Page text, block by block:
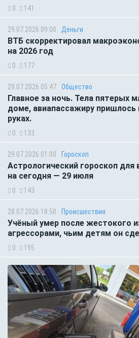
0 141
29.07.2026 09:00 Деньги
ВТБ скорректировал
на 2026 год
0 177
29.07.2026 05:47 Общество
Главное за ночь. Тела пятерых
доме, авиапассажиру пришлось
руках.
0 133
29.07.2026 01:00 Гороскоп
Астрологический гороскоп для
на сегодня — 29 июля
0 143
28.07.2026 18:50 Происшествия
Учёный умер после жестокого
агрессорами, чьим детям он
0 195